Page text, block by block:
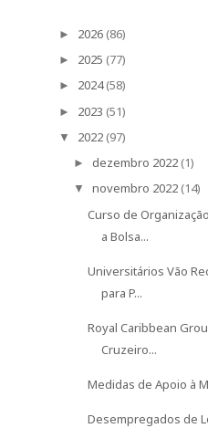
► 2026 (86)
► 2025 (77)
► 2024 (58)
► 2023 (51)
▼ 2022 (97)
► dezembro 2022 (1)
▼ novembro 2022 (14)
Curso de
a Bolsa...
Universitários Vão
para P...
Royal Caribbean
Cruzeiro...
Medidas de Apoio à
Desempregados de